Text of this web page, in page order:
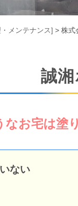
メンテナンス] > 株式
誠
なお宅は塗
ない